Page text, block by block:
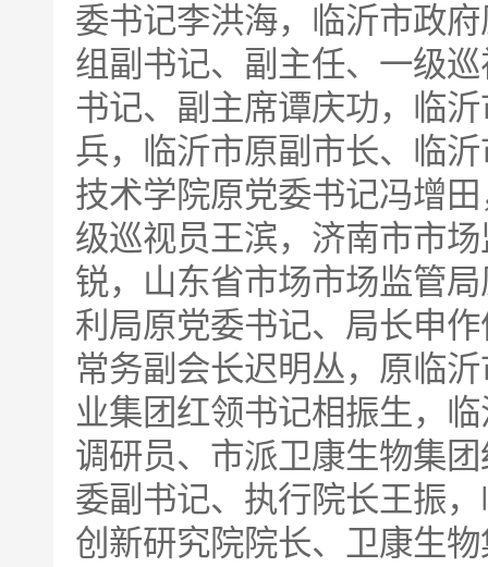
委书记李洪海，临沂市政
组副书记、副主任、一级
书记、副主席谭庆功，临
兵，临沂市原副市长、临
技术学院原党委书记冯增
级巡视员王滨，济南市市
锐，山东省市场市场监管
利局原党委书记、局长申
常务副会长迟明丛，原临
业集团红领书记相振生，
调研员、市派卫康生物集
委副书记、执行院长王振
创新研究院院长、卫康生